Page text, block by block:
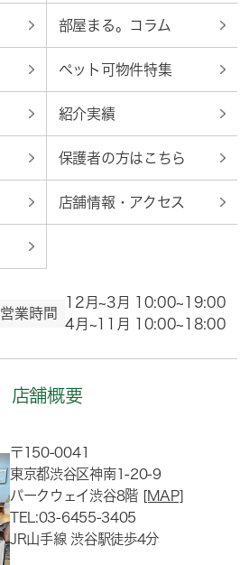
部屋まる。コラム
ペット可物件特集
紹介実績
保護者の方はこちら
店舗情報・アクセス
営業時間
12月~3月 10:00~19:00
4月~11月 10:00~18:00
店舗概要
〒150-0041
東京都渋谷区神南1-20-9
パークウェイ渋谷8階 [MAP]
TEL:03-6455-3405
JR山手線 渋谷駅徒歩4分